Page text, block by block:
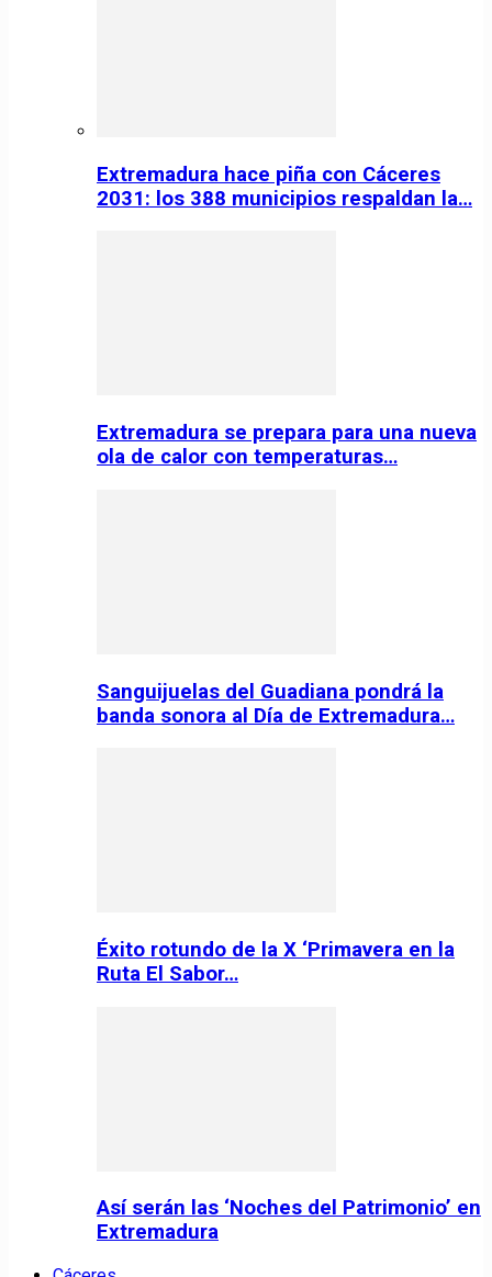
Extremadura hace piña con Cáceres
2031: los 388 municipios respaldan la…
Extremadura se prepara para una nueva
ola de calor con temperaturas…
Sanguijuelas del Guadiana pondrá la
banda sonora al Día de Extremadura…
Éxito rotundo de la X ‘Primavera en la
Ruta El Sabor…
Así serán las ‘Noches del Patrimonio’ en
Extremadura